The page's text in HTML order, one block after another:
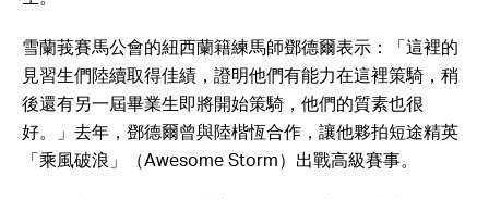
雪蘭莪賽馬公會的紐西蘭籍練馬師鄧德爾表示：「這裡的
見習生們陸續取得佳績，證明他們有能力在這裡策騎，稍
後還有另一屆畢業生即將開始策騎，他們的質素也很
好。」去年，鄧德爾曾與陸楷恆合作，讓他夥拍短途精英
「乘風破浪」（Awesome Storm）出戰高級賽事。